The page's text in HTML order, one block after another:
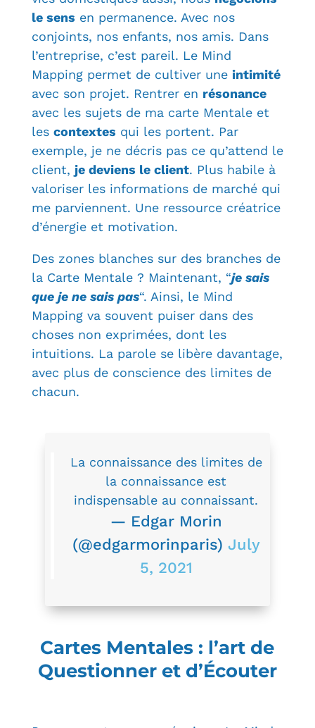
le sens en permanence. Avec nos
conjoints, nos enfants, nos amis. Dans
l’entreprise, c’est pareil. Le Mind
Mapping permet de cultiver une intimité
avec son projet. Rentrer en résonance
avec les sujets de ma carte Mentale et
les contextes qui les portent. Par
exemple, je ne décris pas ce qu’attend le
client, je deviens le client. Plus habile à
valoriser les informations de marché qui
me parviennent. Une ressource créatrice
d’énergie et motivation.
Des zones blanches sur des branches de
la Carte Mentale ? Maintenant, “je sais
que je ne sais pas“. Ainsi, le Mind
Mapping va souvent puiser dans des
choses non exprimées, dont les
intuitions. La parole se libère davantage,
avec plus de conscience des limites de
chacun.
La connaissance des limites de
la connaissance est
indispensable au connaissant.
— Edgar Morin
(@edgarmorinparis) July
5, 2021
Cartes Mentales : l’art de
Questionner et d’Écouter